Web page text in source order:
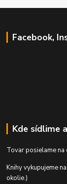
Facebook,
Kde sídlime
Tovar posielame na
Knihy vykupujeme
okolie.)